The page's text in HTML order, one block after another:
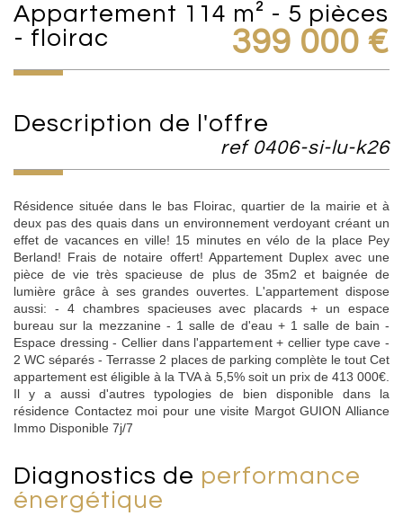
appartement 114 m² - 5 pièces
- floirac
399 000 €
description de l'offre
ref 0406-si-lu-k26
Résidence située dans le bas Floirac, quartier de la mairie et à
deux pas des quais dans un environnement verdoyant créant un
effet de vacances en ville! 15 minutes en vélo de la place Pey
Berland! Frais de notaire offert! Appartement Duplex avec une
pièce de vie très spacieuse de plus de 35m2 et baignée de
lumière grâce à ses grandes ouvertes. L'appartement dispose
aussi: - 4 chambres spacieuses avec placards + un espace
bureau sur la mezzanine - 1 salle de d'eau + 1 salle de bain -
Espace dressing - Cellier dans l'appartement + cellier type cave -
2 WC séparés - Terrasse 2 places de parking complète le tout Cet
appartement est éligible à la TVA à 5,5% soit un prix de 413 000€.
Il y a aussi d'autres typologies de bien disponible dans la
résidence Contactez moi pour une visite Margot GUION Alliance
Immo Disponible 7j/7
diagnostics de performance
énergétique